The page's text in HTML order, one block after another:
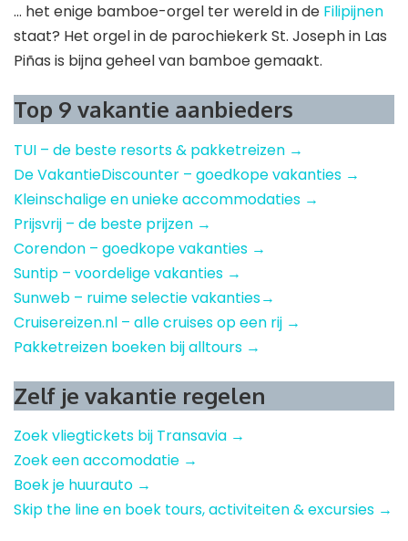
… het enige bamboe-orgel ter wereld in de Filipijnen
staat? Het orgel in de parochiekerk St. Joseph in Las
Piñas is bijna geheel van bamboe gemaakt.
Top 9 vakantie aanbieders
TUI – de beste resorts & pakketreizen →
De VakantieDiscounter – goedkope vakanties →
Kleinschalige en unieke accommodaties →
Prijsvrij – de beste prijzen →
Corendon – goedkope vakanties →
Suntip – voordelige vakanties →
Sunweb – ruime selectie vakanties→
Cruisereizen.nl – alle cruises op een rij →
Pakketreizen boeken bij alltours →
Zelf je vakantie regelen
Zoek vliegtickets bij Transavia →
Zoek een accomodatie →
Boek je huurauto →
Skip the line en boek tours, activiteiten & excursies →